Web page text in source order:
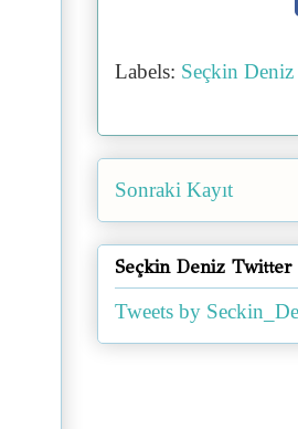
Labels: Seçkin Deniz
Sonraki Kayıt
Seçkin Deniz Twitter
Tweets by